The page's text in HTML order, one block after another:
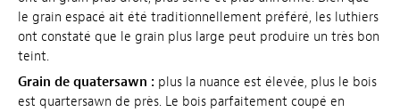
le grain espacé ait été traditionnellement préféré, les luthiers
ont constaté que le grain plus large peut produire un très bon
teint.
Grain de quatersawn : plus la nuance est élevée, plus le bois
est quartersawn de près. Le bois parfaitement coupé en